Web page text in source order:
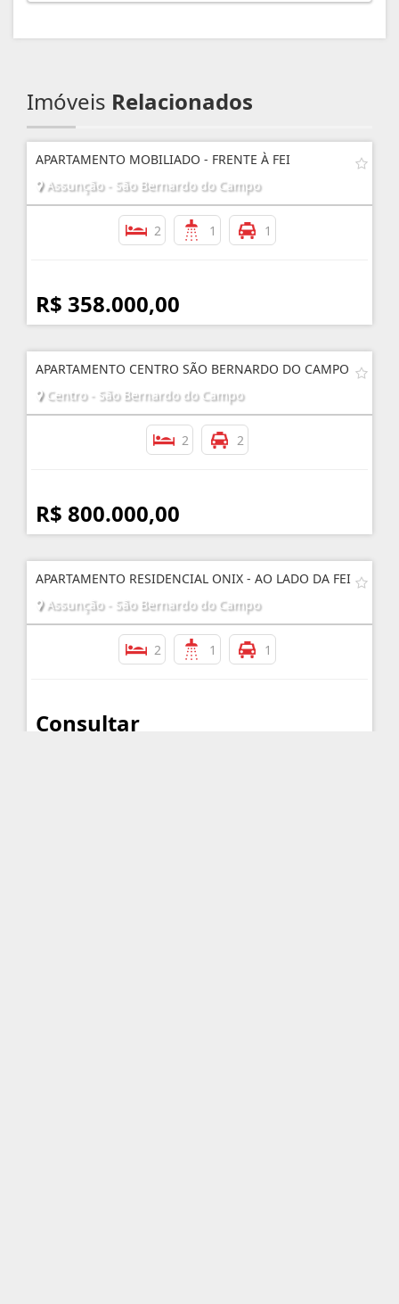
Imóveis Relacionados
APARTAMENTO MOBILIADO - FRENTE À FEI
Assunção - São Bernardo do Campo
2 1 1
R$ 358.000,00
APARTAMENTO CENTRO SÃO BERNARDO DO CAMPO
Centro - São Bernardo do Campo
2 2
R$ 800.000,00
APARTAMENTO RESIDENCIAL ONIX - AO LADO DA FEI
Assunção - São Bernardo do Campo
2 1 1
Consultar